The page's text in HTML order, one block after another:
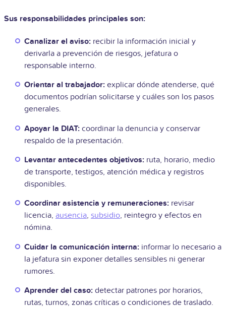
Sus responsabilidades principales son:
Canalizar el aviso: recibir la información inicial y
derivarla a prevención de riesgos, jefatura o
responsable interno.
Orientar al trabajador: explicar dónde atenderse, qué
documentos podrían solicitarse y cuáles son los pasos
generales.
Apoyar la DIAT: coordinar la denuncia y conservar
respaldo de la presentación.
Levantar antecedentes objetivos: ruta, horario, medio
de transporte, testigos, atención médica y registros
disponibles.
Coordinar asistencia y remuneraciones: revisar
licencia, ausencia, subsidio, reintegro y efectos en
nómina.
Cuidar la comunicación interna: informar lo necesario a
la jefatura sin exponer detalles sensibles ni generar
rumores.
Aprender del caso: detectar patrones por horarios,
rutas, turnos, zonas críticas o condiciones de traslado.